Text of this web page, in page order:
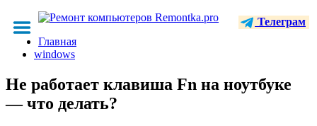
Телеграм
Главная
windows
Не работает клавиша Fn на ноутбуке
— что делать?